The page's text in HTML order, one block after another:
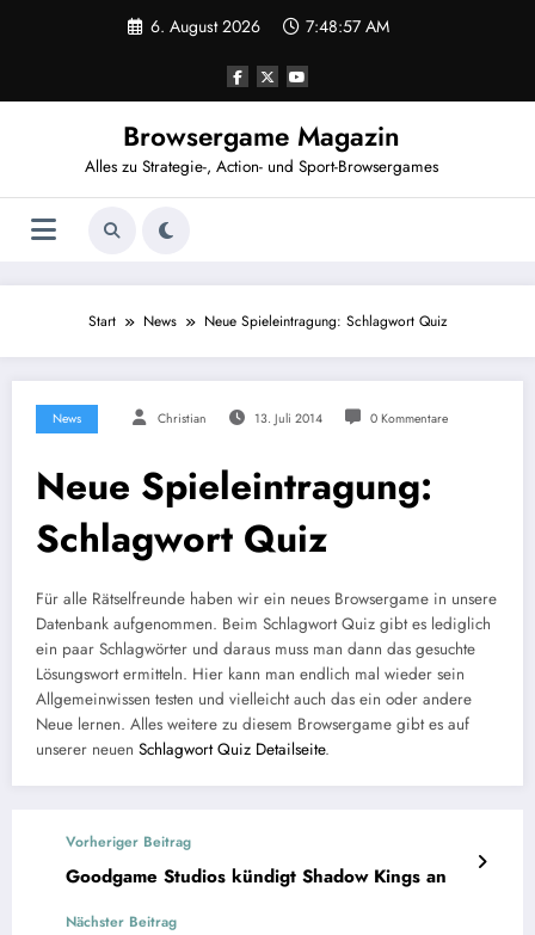
6. August 2026 7:48:58 AM
Browsergame Magazin
Alles zu Strategie-, Action- und Sport-Browsergames
Start News Neue Spieleintragung: Schlagwort Quiz
News Christian 13. Juli 2014 0 Kommentare
Neue Spieleintragung:
Schlagwort Quiz
Für alle Rätselfreunde haben wir ein neues Browsergame in unsere
Datenbank aufgenommen. Beim Schlagwort Quiz gibt es lediglich
ein paar Schlagwörter und daraus muss man dann das gesuchte
Lösungswort ermitteln. Hier kann man endlich mal wieder sein
Allgemeinwissen testen und vielleicht auch das ein oder andere
Neue lernen. Alles weitere zu diesem Browsergame gibt es auf
unserer neuen Schlagwort Quiz Detailseite.
Vorheriger Beitrag
Goodgame Studios kündigt Shadow Kings an
Nächster Beitrag